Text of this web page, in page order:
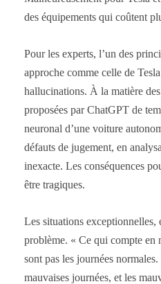
des équipements qui coûtent
Pour les experts, l’un des
approche comme celle de
hallucinations. À la matière
proposées par ChatGPT de
neuronal d’une voiture
défauts de jugement, en
inexacte. Les conséquences
être tragiques.
Les situations exceptionnelles,
problème. « Ce qui compte en
sont pas les journées
mauvaises journées, et les